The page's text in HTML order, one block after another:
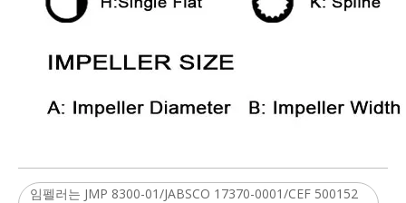
임펠러는 JMP 8300-01/JABSCO 17370-0001/CEF 500152